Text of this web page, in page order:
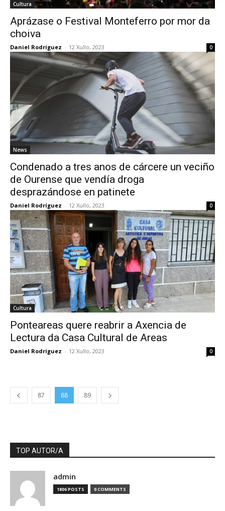
Cultura
Aprázase o Festival Monteferro por mor da
choiva
Daniel Rodríguez - 12 Xullo, 2023 0
News
Condenado a tres anos de cárcere un veciño
de Ourense que vendía droga
desprazándose en patinete
Daniel Rodríguez - 12 Xullo, 2023 0
Cultura
Ponteareas quere reabrir a Axencia de
Lectura da Casa Cultural de Areas
Daniel Rodríguez - 12 Xullo, 2023 0
87 88 89
TOP AUTOR/A
admin
1806 POSTS 0 COMMENTS